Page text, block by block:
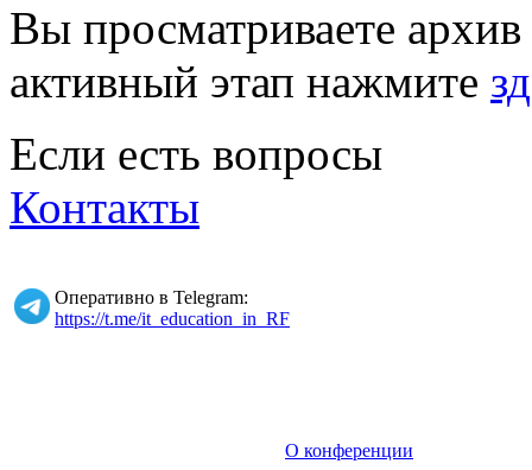
Вы просматриваете
активный этап нажмите
Если есть вопросы
Контакты
Оперативно в Telegram:
https://t.me/it_education_in_RF
О конференции